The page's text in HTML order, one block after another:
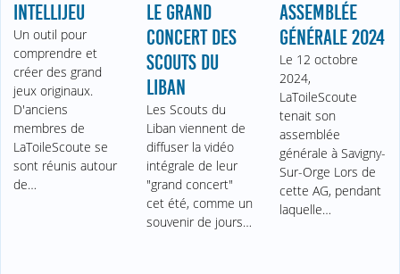
INTELLIJEU
Un outil pour
comprendre et
créer des grand
jeux originaux.
D'anciens
membres de
LaToileScoute se
sont réunis autour
de…
LE GRAND
CONCERT DES
SCOUTS DU
LIBAN
Les Scouts du
Liban viennent de
diffuser la vidéo
intégrale de leur
"grand concert"
cet été, comme un
souvenir de jours…
ASSEMBLÉE
GÉNÉRALE 2024
Le 12 octobre
2024,
LaToileScoute
tenait son
assemblée
générale à Savigny-
Sur-Orge Lors de
cette AG, pendant
laquelle…